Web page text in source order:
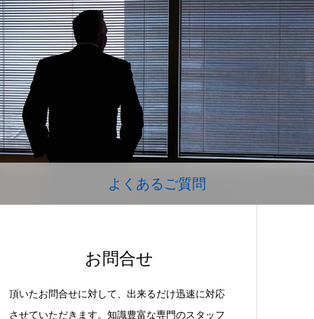
よくあるご質問
お問合せ
頂いたお問合せに対して、出来るだけ迅速に対応
させていただきます。知識豊富な専門のスタッフ